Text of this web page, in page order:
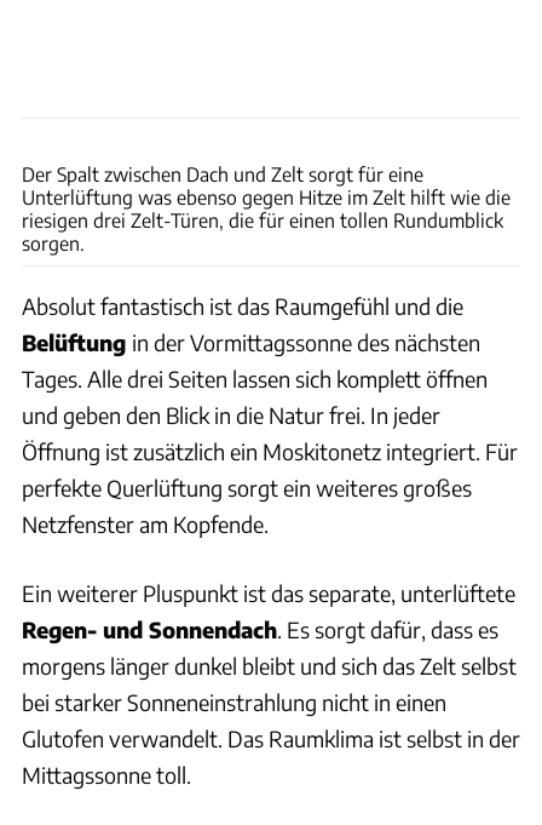
Der Spalt zwischen Dach und Zelt sorgt für eine
Unterlüftung was ebenso gegen Hitze im Zelt hilft wie die
riesigen drei Zelt-Türen, die für einen tollen Rundumblick
sorgen.
Absolut fantastisch ist das Raumgefühl und die
Belüftung in der Vormittagssonne des nächsten
Tages. Alle drei Seiten lassen sich komplett öffnen
und geben den Blick in die Natur frei. In jeder
Öffnung ist zusätzlich ein Moskitonetz integriert. Für
perfekte Querlüftung sorgt ein weiteres großes
Netzfenster am Kopfende.
Ein weiterer Pluspunkt ist das separate, unterlüftete
Regen- und Sonnendach. Es sorgt dafür, dass es
morgens länger dunkel bleibt und sich das Zelt selbst
bei starker Sonneneinstrahlung nicht in einen
Glutofen verwandelt. Das Raumklima ist selbst in der
Mittagssonne toll.